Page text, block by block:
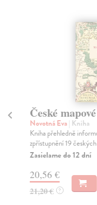
České
Novotná Eva| Kniha
Kniha přehledně
zpřístupnění 19
Zasielame do 12 dní
20,56 €
21,20 € ?